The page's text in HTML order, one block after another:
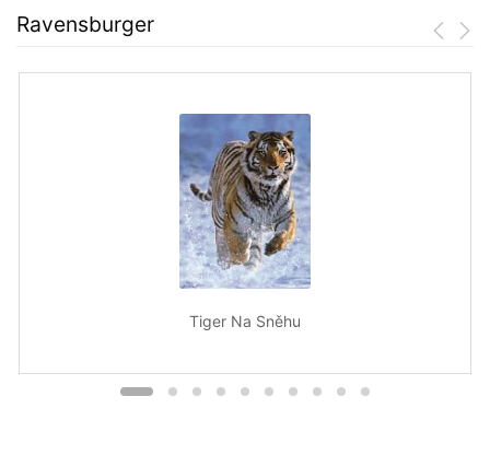
Ravensburger
Tiger Na Sněhu